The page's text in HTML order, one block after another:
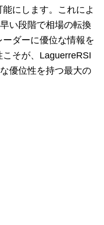
にします。これによ
い段階で相場の転換
ダーに優位な情報を
そが、LaguerreRSI
優位性を持つ最大の